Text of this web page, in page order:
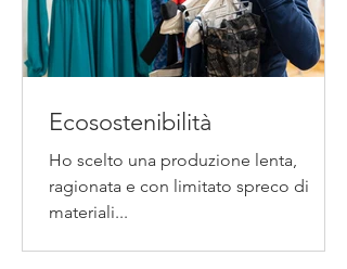
Ecosostenibilità
Ho scelto una produzione lenta,
ragionata e con limitato spreco di
materiali...